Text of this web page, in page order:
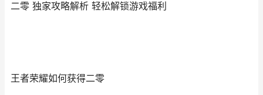
二零 独家攻略解析 轻松解锁游戏福利
王者荣耀如何获得二零